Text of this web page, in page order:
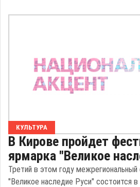
КУЛЬТУРА
В Кирове пройдет
ярмарка "Великое
Третий в этом году
"Великое наследие Руси" состоится